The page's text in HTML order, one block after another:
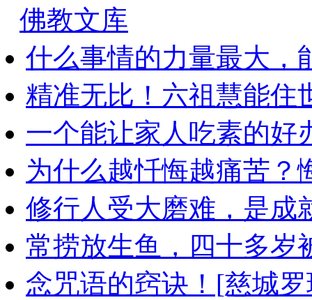
佛教文库
什么事情的力量最大，
精准无比！六祖慧能住
一个能让家人吃素的好
为什么越忏悔越痛苦？
修行人受大磨难，是成
常捞放生鱼，四十多岁
念咒语的窍诀！[慈城